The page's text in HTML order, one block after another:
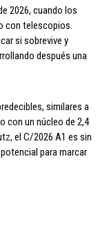
2026, cuando los
con telescopios.
si sobrevive y
después una
similares a
con un núcleo de 2,4
el C/2026 A1 es sin
para marcar